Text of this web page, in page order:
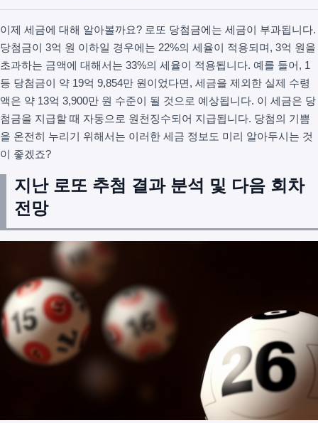
이제 세금에 대해 알아볼까요? 로또 당첨금에는 세금이 부과됩니다.
당첨금이 3억 원 이하일 경우에는 22%의 세율이 적용되며, 3억 원을
초과하는 금액에 대해서는 33%의 세율이 적용됩니다. 예를 들어, 1
등 당첨금이 약 19억 9,854만 원이었다면, 세금을 제외한 실제 수령
액은 약 13억 3,900만 원 수준이 될 것으로 예상됩니다. 이 세금은 당
첨금을 지급할 때 자동으로 원천징수되어 지급됩니다. 당첨의 기쁨
을 온전히 누리기 위해서는 이러한 세금 정보도 미리 알아두시는 것
이 좋겠죠?
지난 로또 추첨 결과 분석 및 다음 회차
전망